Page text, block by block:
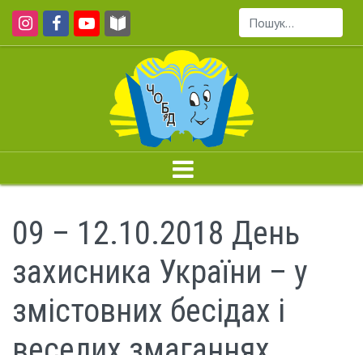
Пошук...
09 – 12.10.2018 День
захисника України – у
змістовних бесідах і